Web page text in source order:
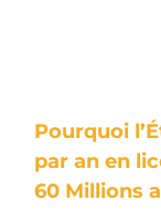
Pourquoi
par an en
60 Millions